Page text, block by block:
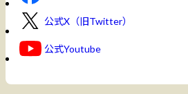
公式X（旧Twitter）
公式Youtube